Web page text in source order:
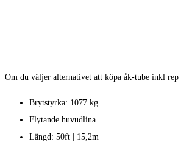
Om du väljer alternativet att köpa åk-tube inkl
Brytstyrka: 1077 kg
Flytande huvudlina
Längd: 50ft | 15,2m